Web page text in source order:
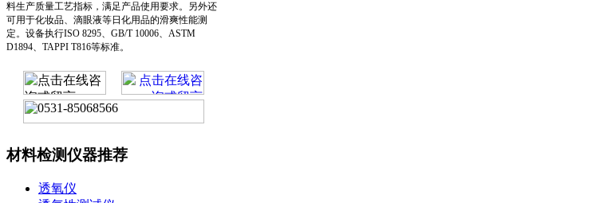
料生产质量工艺指标，满足产品使用要求。另外还
可用于化妆品、滴眼液等日化用品的滑爽性能测
定。设备执行ISO 8295、GB/T 10006、ASTM
D1894、TAPPI T816等标准。
材料检测仪器推荐
透氧仪